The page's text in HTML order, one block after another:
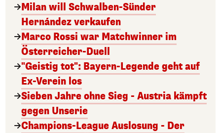
Milan will Schwalben-Sünder
Hernández verkaufen
Marco Rossi war Matchwinner im
Österreicher-Duell
"Geistig tot": Bayern-Legende geht auf
Ex-Verein los
Sieben Jahre ohne Sieg - Austria kämpft
gegen Unserie
Champions-League Auslosung - Der